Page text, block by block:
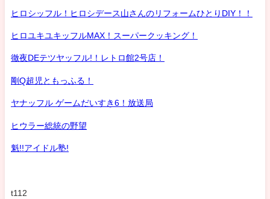
ヒロシッフル！ヒロシデース山さんのリフォームひとりDIY！！
ヒロユキユキッフルMAX！スーパークッキング！
徹夜DEテツヤッフル!！レトロ館2号店！
剛Q超児ともっふる！
ヤナッフル ゲームだいすき6！放送局
ヒウラー総統の野望
魁!!アイドル塾!
t112